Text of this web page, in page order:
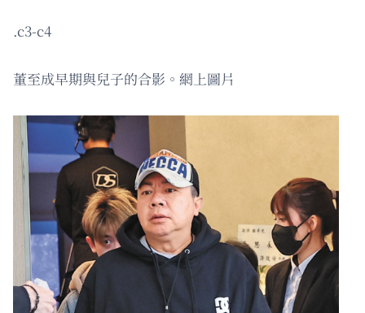
.c3-c4
董至成早期與兒子的合影。網上圖片